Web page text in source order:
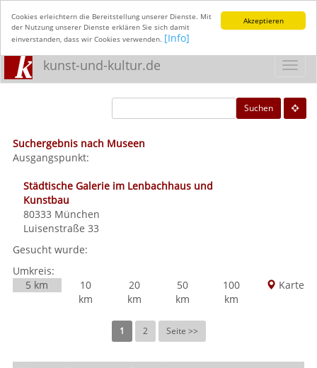
Akzeptieren
Cookies erleichtern die Bereitstellung unserer Dienste. Mit
der Nutzung unserer Dienste erklären Sie sich damit
einverstanden, dass wir Cookies verwenden. [Info]
kunst-und-kultur.de
Suchen
Suchergebnis nach Museen
Ausgangspunkt:
Städtische Galerie im Lenbachhaus und
Kunstbau
80333 München
Luisenstraße 33
Gesucht wurde:
Umkreis:
5 km
10
km
20
km
50
km
100
km
Karte
1 2 Seite >>